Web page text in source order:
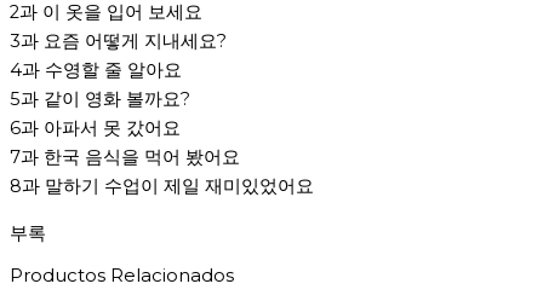
2과 이 옷을 입어 보세요
3과 요즘 어떻게 지내세요?
4과 수영할 줄 알아요
5과 같이 영화 볼까요?
6과 아파서 못 갔어요
7과 한국 음식을 먹어 봤어요
8과 말하기 수업이 제일 재미있었어요
부록
Productos Relacionados